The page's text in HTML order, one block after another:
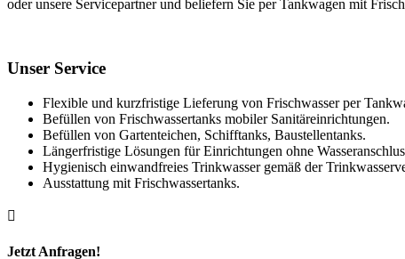
oder unsere Servicepartner und beliefern Sie per Tankwagen mit
Unser Service
Flexible und kurzfristige Lieferung von Frischwasser per
Befüllen von Frischwassertanks mobiler Sanitäreinrichtungen.
Befüllen von Gartenteichen, Schifftanks, Baustellentanks.
Längerfristige Lösungen für Einrichtungen ohne
Hygienisch einwandfreies Trinkwasser gemäß der
Ausstattung mit Frischwassertanks.

Jetzt Anfragen!